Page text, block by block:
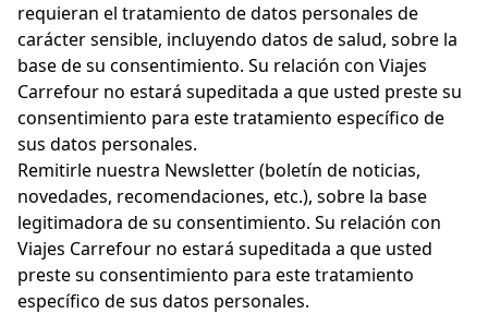
requieran el tratamiento de datos personales de
carácter sensible, incluyendo datos de salud, sobre la
base de su consentimiento. Su relación con Viajes
Carrefour no estará supeditada a que usted preste su
consentimiento para este tratamiento específico de
sus datos personales.
Remitirle nuestra Newsletter (boletín de noticias,
novedades, recomendaciones, etc.), sobre la base
legitimadora de su consentimiento. Su relación con
Viajes Carrefour no estará supeditada a que usted
preste su consentimiento para este tratamiento
específico de sus datos personales.